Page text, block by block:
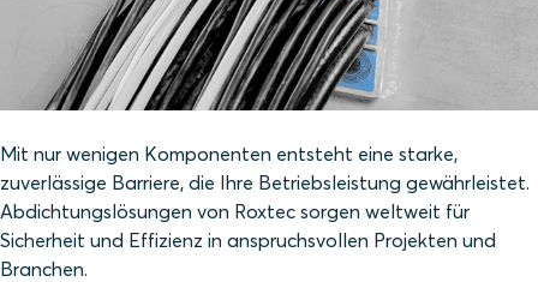
Mit nur wenigen Komponenten entsteht eine starke,
zuverlässige Barriere, die Ihre Betriebsleistung gewährleistet.
Abdichtungslösungen von Roxtec sorgen weltweit für
Sicherheit und Effizienz in anspruchsvollen Projekten und
Branchen.